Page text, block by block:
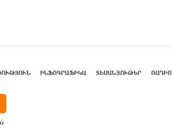
ԻՆՖՈԳՐԱՖԻԿԱ ՏԵՍԱՆՅՈՒԹԵՐ ՌԱԴԻՈ